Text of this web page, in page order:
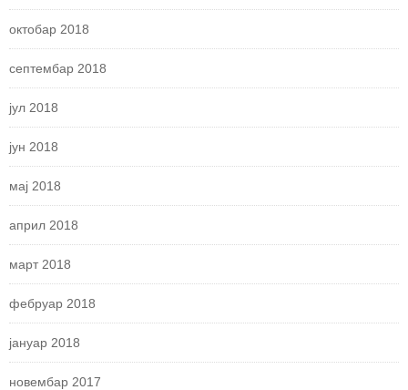
октобар 2018
септембар 2018
јул 2018
јун 2018
мај 2018
април 2018
март 2018
фебруар 2018
јануар 2018
новембар 2017